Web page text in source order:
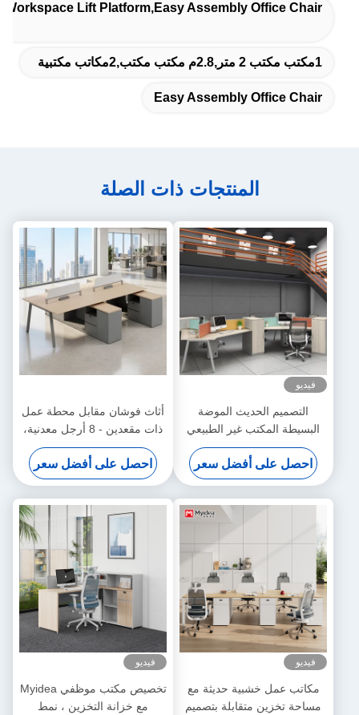
Lift Platform,Easy Assembly Office Chair
1مكتب مكتب 2 متر,2.8م مكتب مكتب,2مكاتب مكتبية
Easy Assembly Office Chair
المنتجات ذات الصلة
فيديو
التصميم الحديث الموضة
البسيطة المكتب غير الطبيعي
احصل على أفضل سعر
أثاث فوشان مقابل محطة عمل
ذات مقعدين - 8 أرجل معدنية،
مقبس طاقة مثبت مسبقًا،
مكتب موظفين متين لمقصورات
المكتب
احصل على أفضل سعر
فيديو
مكاتب عمل خشبية حديثة مع
مساحة تخزين متقابلة بتصميم
فيديو
تخصيص مكتب موظفي Myidea
مع خزانة التخزين ، نمط